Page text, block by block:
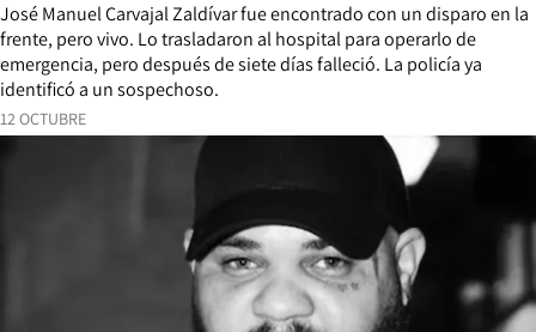
12 OCTUBRE
José Manuel Carvajal Zaldívar fue encontrado con un disparo en la
frente, pero vivo. Lo trasladaron al hospital para operarlo de
emergencia, pero después de siete días falleció. La policía ya
identificó a un sospechoso.